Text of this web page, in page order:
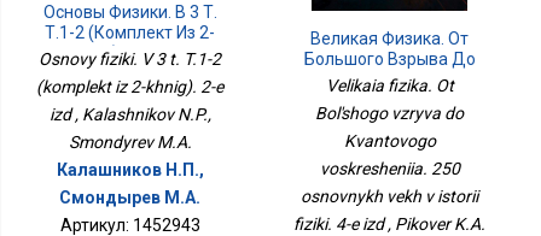
Основы Физики. В 3 Т.
Т.1-2 (комплект Из 2-
Хниг). 2-Е Изд
Osnovy fiziki. V 3 t. T.1-2
(komplekt iz 2-khnig). 2-e
izd , Kalashnikov N.P.,
Smondyrev M.A.
Калашников Н.П.,
Смондырев М.А.
Артикул: 1452943
Великая Физика. От
Большого Взрыва До
Квантового
Основных Вех В Истории
Физики. 4-Е Изд
Velikaia fizika. Ot
Bol'shogo vzryva do
Kvantovogo
voskresheniia. 250
osnovnykh vekh v istorii
fiziki. 4-e izd , Pikover K.A.